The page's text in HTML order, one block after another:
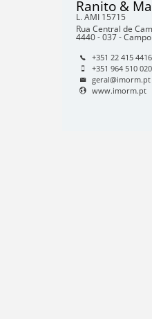
Ranito &
L. AMI 15715
Rua Central de
4440 - 037 -
+351 22 415 4416
+351 964 510 020
geral@imorm.pt
www.imorm.pt